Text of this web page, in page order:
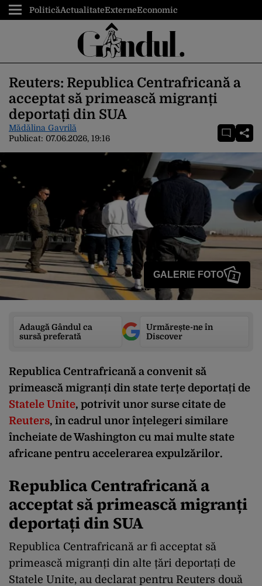
PoliticăActualitateExterneEconomic
Reuters: Republica Centrafricană a
acceptat să primească migranți
deportați din SUA
Mădălina Gavrilă
Publicat: 07.06.2026, 19:16
GALERIE FOTO 1
Adaugă Gândul ca
sursă preferată
Urmărește-ne în
Discover
Republica Centrafricană a convenit să
primească migranți din state terțe deportați de
Statele Unite, potrivit unor surse citate de
Reuters, în cadrul unor înțelegeri similare
încheiate de Washington cu mai multe state
africane pentru accelerarea expulzărilor.
Republica Centrafricană a
acceptat să primească migranți
deportați din SUA
Republica Centrafricană ar fi acceptat să
primească migranți din alte țări deportați de
Statele Unite, au declarat pentru Reuters două